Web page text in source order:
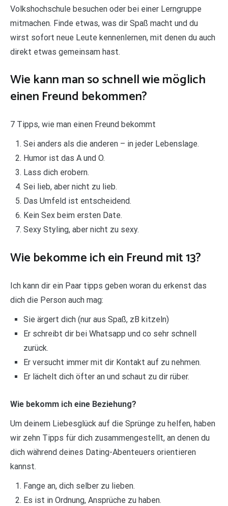
Volkshochschule besuchen oder bei einer Lerngruppe
mitmachen. Finde etwas, was dir Spaß macht und du
wirst sofort neue Leute kennenlernen, mit denen du auch
direkt etwas gemeinsam hast.
Wie kann man so schnell wie möglich
einen Freund bekommen?
7 Tipps, wie man einen Freund bekommt
Sei anders als die anderen – in jeder Lebenslage.
Humor ist das A und O.
Lass dich erobern.
Sei lieb, aber nicht zu lieb.
Das Umfeld ist entscheidend.
Kein Sex beim ersten Date.
Sexy Styling, aber nicht zu sexy.
Wie bekomme ich ein Freund mit 13?
Ich kann dir ein Paar tipps geben woran du erkenst das
dich die Person auch mag:
Sie ärgert dich (nur aus Spaß, zB kitzeln)
Er schreibt dir bei Whatsapp und co sehr schnell
zurück.
Er versucht immer mit dir Kontakt auf zu nehmen.
Er lächelt dich öfter an und schaut zu dir rüber.
Wie bekomm ich eine Beziehung?
Um deinem Liebesglück auf die Sprünge zu helfen, haben
wir zehn Tipps für dich zusammengestellt, an denen du
dich während deines Dating-Abenteuers orientieren
kannst.
Fange an, dich selber zu lieben.
Es ist in Ordnung, Ansprüche zu haben.